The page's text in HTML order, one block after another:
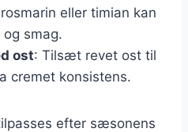
eller timian kan
smag.
ost: Tilsæt revet ost til
cremet konsistens.
efter sæsonens